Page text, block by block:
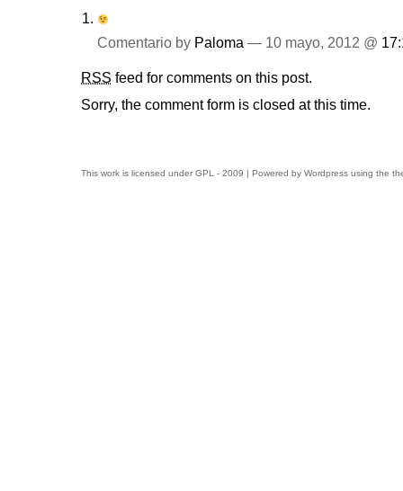
Comentario by Paloma — 10 mayo, 2012 @
RSS feed for comments on this post.
Sorry, the comment form is closed at this time.
This work is licensed under GPL - 2009 | Powered by Wordpress using the